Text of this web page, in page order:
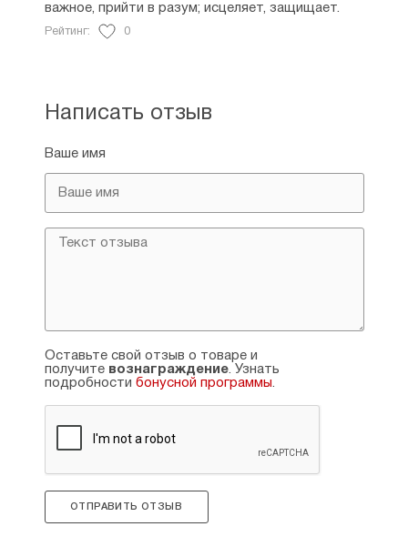
Написать отзыв
Ваше имя
Оставьте свой отзыв о товаре и
получите вознаграждение. Узнать
подробности бонусной программы.
ОТПРАВИТЬ ОТЗЫВ
важное, прийти в разум; исцеляет, защищает.
Рейтинг: 0